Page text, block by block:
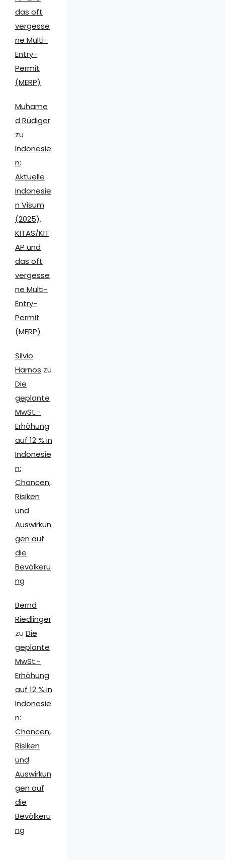
das oft
vergesse
ne Multi-
Entry-
Permit
(MERP)
Muhame
d Rüdiger
zu
Indonesie
n:
Aktuelle
Indonesie
n Visum
(2025),
KITAS/KIT
AP und
das oft
vergesse
ne Multi-
Entry-
Permit
(MERP)
Silvio
Harnos zu
Die
geplante
MwSt.-
Erhöhung
auf 12 % in
Indonesie
n:
Chancen,
Risiken
und
Auswirkun
gen auf
die
Bevölkeru
ng
Bernd
Riedlinger
zu Die
geplante
MwSt.-
Erhöhung
auf 12 % in
Indonesie
n:
Chancen,
Risiken
und
Auswirkun
gen auf
die
Bevölkeru
ng